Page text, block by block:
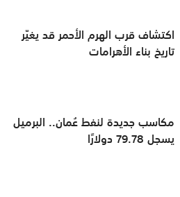
اكتشاف قرب الهرم الأحمر قد يغيّر
تاريخ بناء الأهرامات
مكاسب جديدة لنفط عُمان.. البرميل
يسجل 79.78 دولارًا